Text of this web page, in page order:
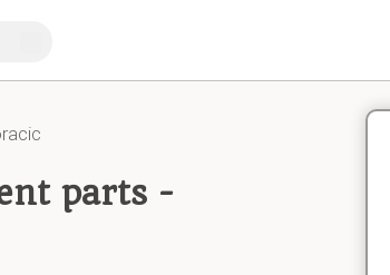
parts -